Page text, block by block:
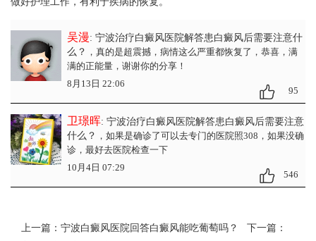
吴漫: 宁波治疗白癜风医院解答患白癜风后需要注意什
么？ ，真的是超震撼，病情这么严重都恢复了，恭喜，满
满的正能量，谢谢你的分享！
8月13日 22:06
95
卫璟晖: 宁波治疗白癜风医院解答患白癜风后需要注意
什么？ ，如果是确诊了可以去专门的医院照308，如果没确
诊，最好去医院检查一下
10月4日 07:29
546
上一篇： 宁波白癜风医院回答白癜风能吃葡萄吗？
下一篇：